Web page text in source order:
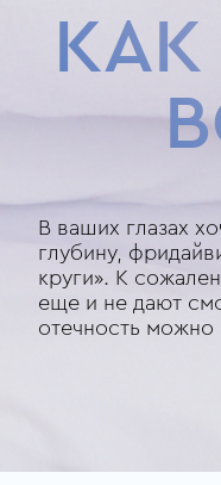
КАК
В ваших глазах
глубину,
круги». К
еще и не дают
отечность можно